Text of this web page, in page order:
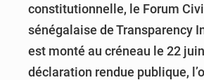
constitutionnelle, le Forum
sénégalaise de Transparency
est monté au créneau le 22
déclaration rendue publique,